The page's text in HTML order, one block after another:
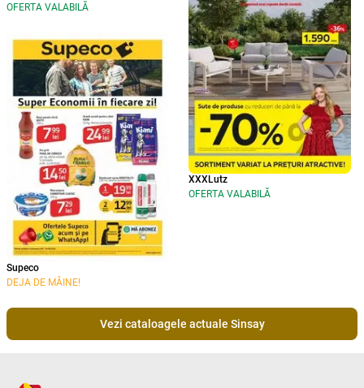
OFERTA VALABILĂ
Supeco
DEJA DE MÂINE!
XXXLutz
OFERTA VALABILĂ
Vezi cataloagele actuale Sinsay